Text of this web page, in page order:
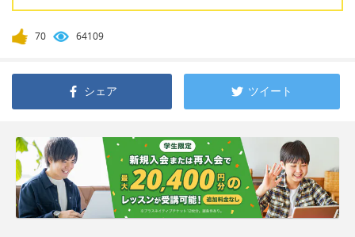
70 64109
シェア ツイート